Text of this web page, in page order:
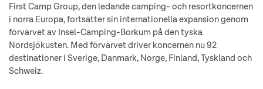
First Camp Group, den ledande camping- och resortkoncernen
i norra Europa, fortsätter sin internationella expansion genom
förvärvet av Insel-Camping-Borkum på den tyska
Nordsjökusten. Med förvärvet driver koncernen nu 92
destinationer i Sverige, Danmark, Norge, Finland, Tyskland och
Schweiz.